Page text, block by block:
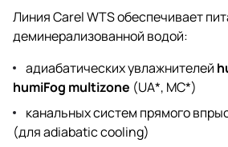
Линия Carel WTS обеспечивает
деминерализованной водой:
адиабатических увлажнителей
humiFog multizone (UA*, MC*)
канальных систем прямого
(для adiabatic cooling)